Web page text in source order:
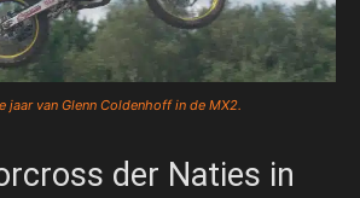
jaar van Glenn Coldenhoff in de MX2.
der Naties in